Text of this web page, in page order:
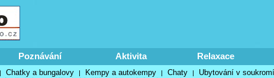
Poznávání Aktivita Relaxace
| Chatky a bungalovy | Kempy a autokempy | Chaty | Ubytování v soukromí